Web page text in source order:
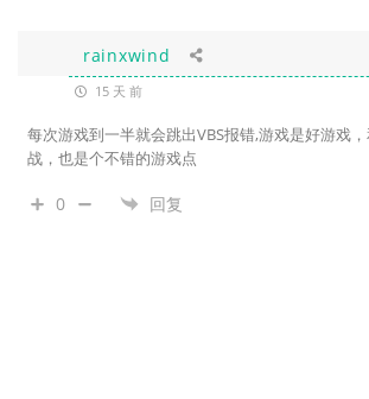
rainxwind
15 天 前
每次游戏到一半就会跳出VBS报错,游戏是好游戏
战，也是个不错的游戏点
0 回复